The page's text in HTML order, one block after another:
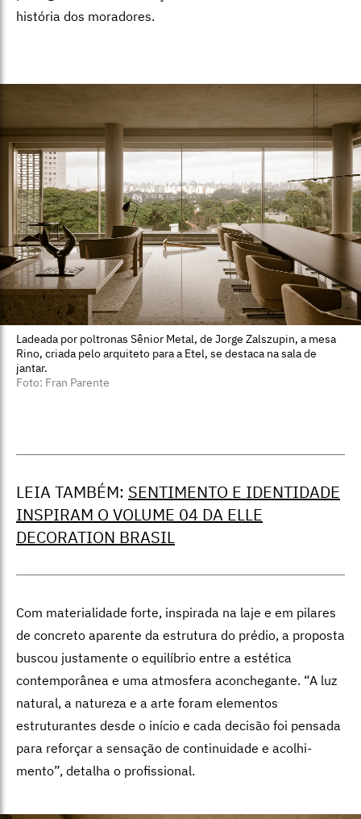
história dos moradores.
Ladeada por poltronas Sênior Metal, de Jorge Zalszupin, a mesa
Rino, criada pelo arquiteto para a Etel, se destaca na sala de
jantar.
Foto: Fran Parente
LEIA TAMBÉM: SENTIMENTO E IDENTIDADE
INSPIRAM O VOLUME 04 DA ELLE
DECORATION BRASIL
Com materialidade forte, inspirada na laje e em pilares
de concreto aparente da estrutura do prédio, a proposta
buscou justamente o equilíbrio entre a estética
contemporânea e uma atmosfera aconche­gante. “A luz
natural, a natureza e a arte foram elementos
estruturantes desde o início e cada decisão foi pensada
para re­forçar a sensação de continuidade e acolhi­
mento”, detalha o profissional.